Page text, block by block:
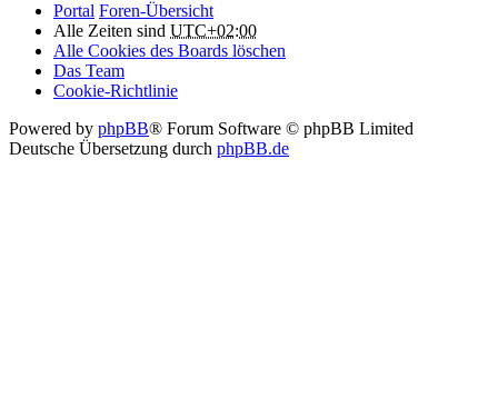
Portal Foren-Übersicht
Alle Zeiten sind UTC+02:00
Alle Cookies des Boards löschen
Das Team
Cookie-Richtlinie
Powered by phpBB® Forum Software © phpBB Limited
Deutsche Übersetzung durch phpBB.de